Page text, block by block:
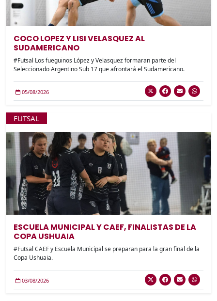
COCO LOPEZ Y LISI VELASQUEZ AL
SUDAMERICANO
#Futsal Los fueguinos López y Velasquez formaran parte del
Seleccionado Argentino Sub 17 que afrontará el Sudamericano.
05/08/2026
FUTSAL
ESCUELA MUNICIPAL Y CAEF, FINALISTAS DE LA
COPA USHUAIA
#Futsal CAEF y Escuela Municipal se preparan para la gran final de la
Copa Ushuaia.
03/08/2026